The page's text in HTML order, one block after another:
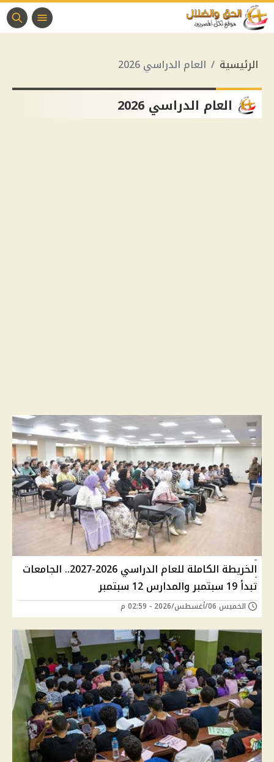
الرئيسية العام الدراسي 2026
العام الدراسي 2026
الخريطة الكاملة للعام الدراسي 2026-2027.. الجامعات
تبدأ 19 سبتمبر والمدارس 12 سبتمبر
الخميس 06/أغسطس/2026 - 02:59 م